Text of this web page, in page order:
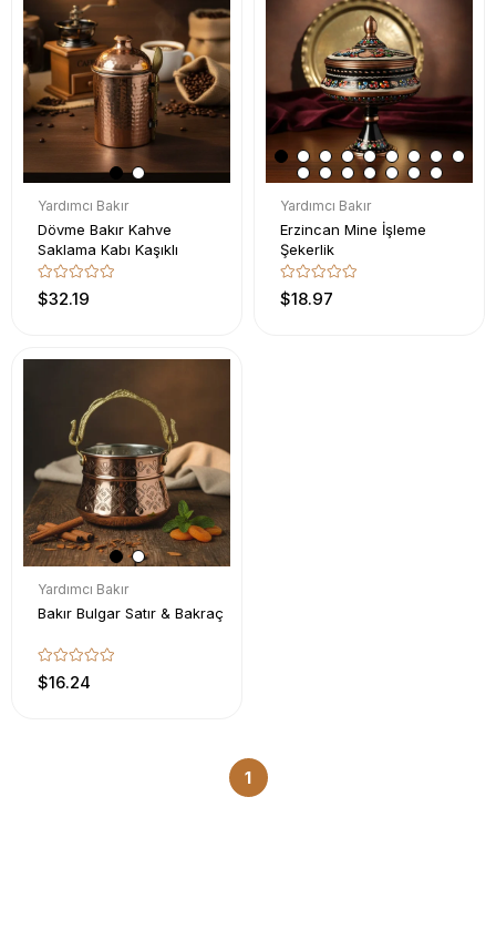
Yardımcı Bakır
Dövme Bakır Kahve
Saklama Kabı Kaşıklı
$32.19
Yardımcı Bakır
Erzincan Mine İşleme
Şekerlik
$18.97
Yardımcı Bakır
Bakır Bulgar Satır & Bakraç
$16.24
1